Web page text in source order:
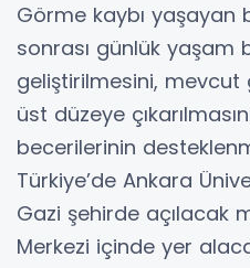
Görme kaybı yaşayan
sonrası günlük yaşam
geliştirilmesini,
üst düzeye
becerilerinin
Türkiye’de Ankara
Gazi şehirde açılacak
Merkezi içinde yer